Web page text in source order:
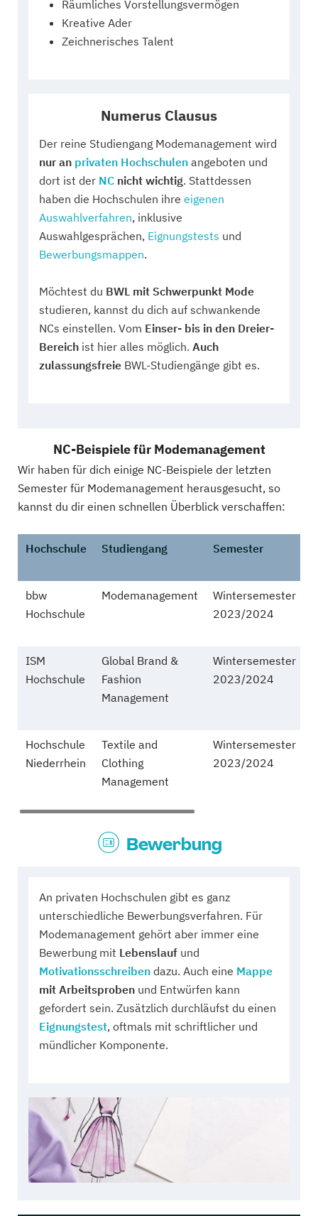
Räumliches Vorstellungsvermögen
Kreative Ader
Zeichnerisches Talent
Numerus Clausus
Der reine Studiengang Modemanagement wird
nur an privaten Hochschulen angeboten und
dort ist der NC nicht wichtig. Stattdessen
haben die Hochschulen ihre eigenen
Auswahlverfahren, inklusive
Auswahlgesprächen, Eignungstests und
Bewerbungsmappen.
Möchtest du BWL mit Schwerpunkt Mode
studieren, kannst du dich auf schwankende
NCs einstellen. Vom Einser- bis in den Dreier-
Bereich ist hier alles möglich. Auch
zulassungsfreie BWL-Studiengänge gibt es.
NC-Beispiele für Modemanagement
Wir haben für dich einige NC-Beispiele der letzten
Semester für Modemanagement herausgesucht, so
kannst du dir einen schnellen Überblick verschaffen:
Hochschule Studiengang Semester
bbw
Hochschule
Modemanagement
Wintersemester
2023/2024
ISM
Hochschule
Global Brand &
Fashion
Management
Wintersemester
2023/2024
Hochschule
Niederrhein
Textile and
Clothing
Management
Wintersemester
2023/2024
Bewerbung
An privaten Hochschulen gibt es ganz
unterschiedliche Bewerbungsverfahren. Für
Modemanagement gehört aber immer eine
Bewerbung mit Lebenslauf und
Motivationsschreiben dazu. Auch eine Mappe
mit Arbeitsproben und Entwürfen kann
gefordert sein. Zusätzlich durchläufst du einen
Eignungstest, oftmals mit schriftlicher und
mündlicher Komponente.